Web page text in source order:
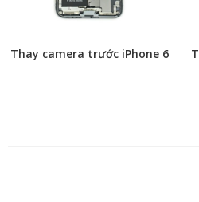
Thay camera trước iPhone 6